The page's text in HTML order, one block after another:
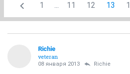
1 ... 11 12 13
Richie
veteran
08 января 2013 Richie